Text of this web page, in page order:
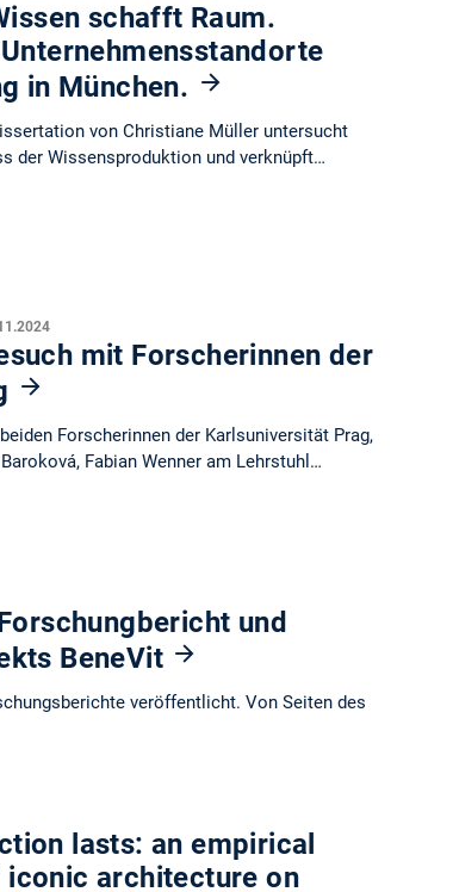
schafft Raum.
in München.
von Christiane Müller untersucht
der Wissensproduktion und verknüpft…
mit Forscherinnen der
Forscherinnen der Karlsuniversität Prag,
Fabian Wenner am Lehrstuhl…
und
BeneVit
veröffentlicht. Von Seiten des
lasts: an empirical
architecture on